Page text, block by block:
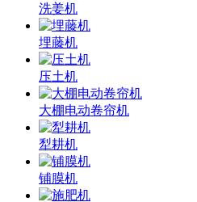
洗姜机
埋藤机
压土机
大棚电动卷帘机
犁耕机
铺膜机